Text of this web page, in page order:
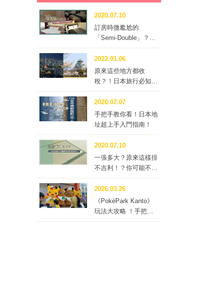
2020.07.10
訂房時微尷尬的
「Semi-Double」？到
底要不要訂這種房型？
2022.01.06
原來這些地方都收
稅？！日本旅行必知的
「住宿稅」
2020.07.07
手把手教你看！日本地
址超上手入門指南！
2020.07.10
一張多大？原來這樣排
不吉利！？你可能不知
道的榻榻米冷知識四
問！
2026.03.26
《PokéPark Kanto》
玩法大攻略 ！手把手
帶你體驗寶可樂園：關